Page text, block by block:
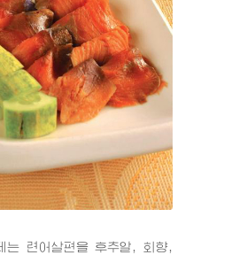
련어살편을 후추알, 회향,